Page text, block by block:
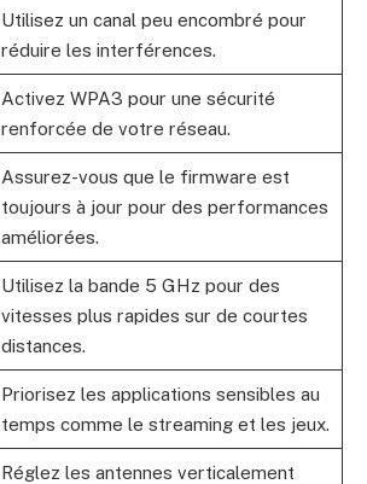
Utilisez un canal peu encombré pour
réduire les interférences.
Activez WPA3 pour une sécurité
renforcée de votre réseau.
Assurez-vous que le firmware est
toujours à jour pour des performances
améliorées.
Utilisez la bande 5 GHz pour des
vitesses plus rapides sur de courtes
distances.
Priorisez les applications sensibles au
temps comme le streaming et les jeux.
Réglez les antennes verticalement